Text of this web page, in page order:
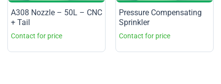
A308 Nozzle – 50L – CNC
+ Tail
Pressure Compensating
Sprinkler